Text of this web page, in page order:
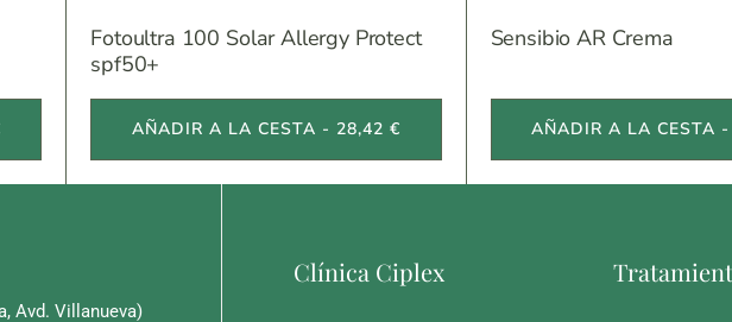
Fotoultra 100 Solar Allergy Protect
spf50+
AÑADIR A LA CESTA - 28,42 €
Sensibio AR Crema
AÑADIR A LA CESTA
Avd. Villanueva)
Clínica Ciplex